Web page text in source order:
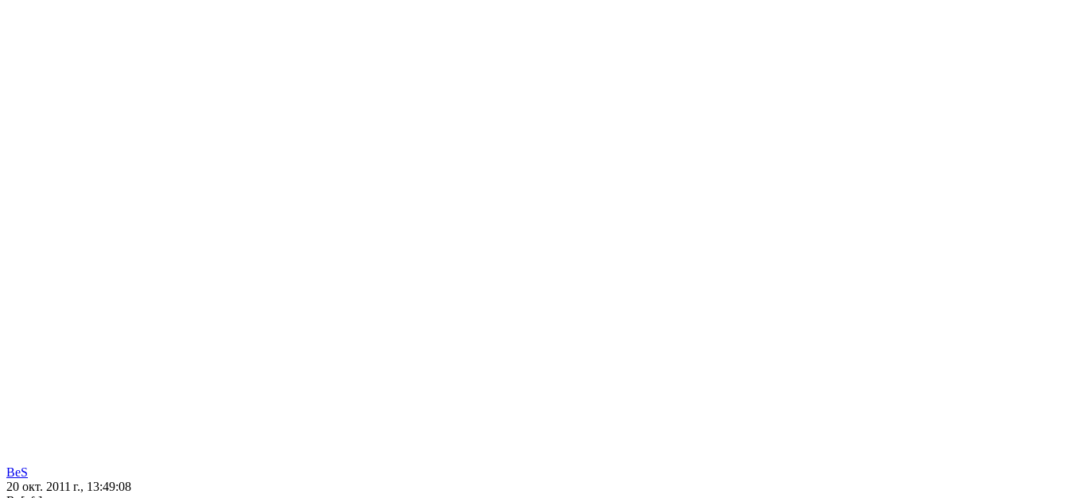
BeS
20 окт. 2011 г., 13:49:08